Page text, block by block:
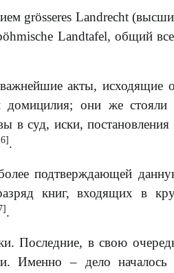
grösseres Landrecht
Landtafel, общий
акты, исходящие
и домицилия; они же стояли
в суд, иски, постановления
.
подтверждающей
книг, входящих в
.
Последние, в свою
Именно – дело началось